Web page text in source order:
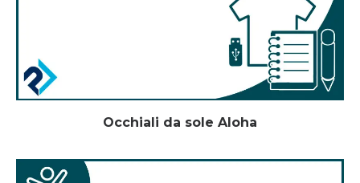
Occhiali da sole Aloha